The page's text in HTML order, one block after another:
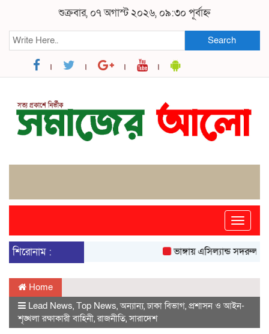
শুক্রবার, ০৭ অগাস্ট ২০২৬, ০৯:৩০ পূর্বাহ্ন
Search
Toggle
শিরোনাম :
ভাঙ্গায় এসিল্যান্ড সদরুল
Home
Lead News, Top News,অন্যান্য,ঢাকা বিভাগ, প্রশাসন ও আইন-
শৃঙ্খলা রক্ষাকারী বাহিনী,রাজনীতি,সারাদেশ